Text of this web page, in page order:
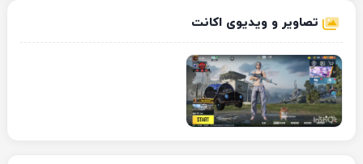
تصاویر و ویدیوی اکانت